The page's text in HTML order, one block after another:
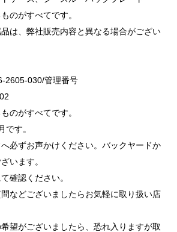
のがすべてです。
は、弊社販売内容と異なる場合がござい
2605-030/管理番号
のがすべてです。
です。
必ずお声かけください。バックヤードか
います。
確認ください。
などございましたらお気軽に取り扱い店
望がございましたら、恐れ入りますが取